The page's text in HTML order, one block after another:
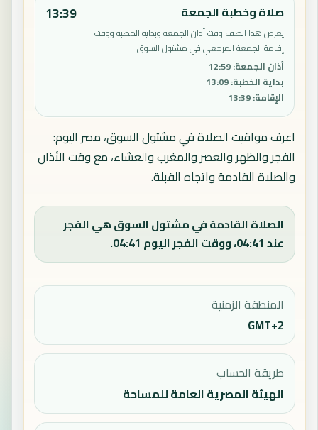
صلاة وخطبة الجمعة
يعرض هذا الصف وقت أذان الجمعة وبداية الخطبة ووقت
إقامة الجمعة المرجعي في مشتول السوق.
أذان الجمعة:
12:59
بداية الخطبة:
13:09
الإقامة:
13:39
13:39
اعرف مواقيت الصلاة في مشتول السوق، مصر اليوم:
الفجر والظهر والعصر والمغرب والعشاء، مع وقت الأذان
والصلاة القادمة واتجاه القبلة.
الصلاة القادمة في مشتول السوق هي الفجر
عند 04:41، ووقت الفجر اليوم 04:41.
المنطقة الزمنية
GMT+2
طريقة الحساب
الهيئة المصرية العامة للمساحة